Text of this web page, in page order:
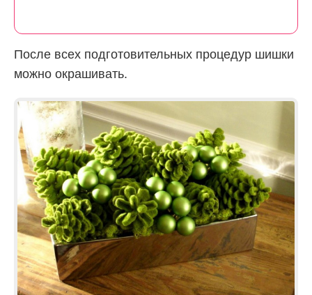
После всех подготовительных процедур шишки
можно окрашивать.